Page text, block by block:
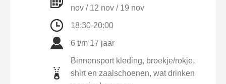
nov / 12 nov / 19 nov
18:30-20:00
6 t/m 17 jaar
Binnensport kleding, broekje/rokje,
shirt en zaalschoenen, wat drinken